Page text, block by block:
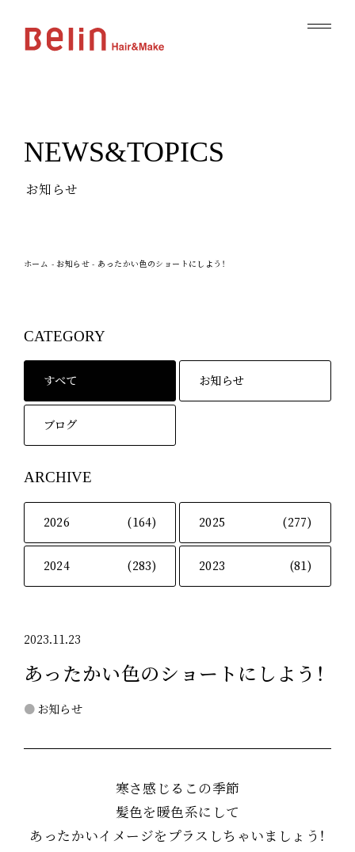
NEWS&TOPICS
お知らせ
ホーム - お知らせ - あったかい色のショートにしよう！
CATEGORY
すべて お知らせ
ブログ
ARCHIVE
2026 (164) 2025 (277)
2024 (283) 2023 (81)
2023.11.23
あったかい色のショートにしよう！
お知らせ
寒さ感じるこの季節
髪色を暖色系にして
あったかいイメージをプラスしちゃいましょう！